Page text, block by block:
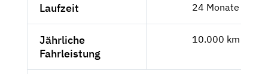
Laufzeit 24 Monate
Jährliche
Fahrleistung
10.000 km